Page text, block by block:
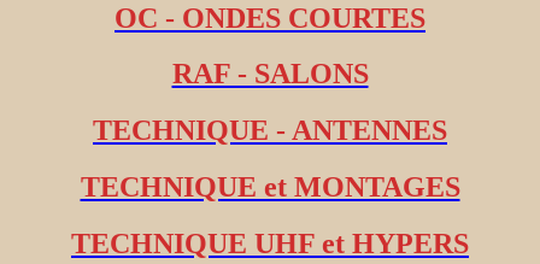
OC - ONDES COURTES
RAF - SALONS
TECHNIQUE - ANTENNES
TECHNIQUE et MONTAGES
TECHNIQUE UHF et HYPERS